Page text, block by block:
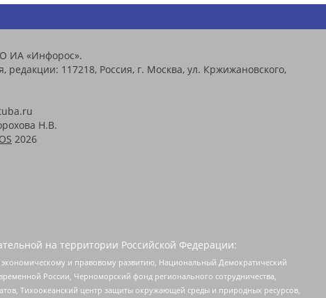
ИА «Инфорос».
редакции: 117218, Россия, г. Москва, ул. Кржижановского,
Н.В.
2026
на территории Российской Федерации:
и правовому развитию, Национальный Демократический
России, Черноморский фонд регионального сотрудничества,
Тихоокеанский центр защиты окружающей среды и природных ресурсов,